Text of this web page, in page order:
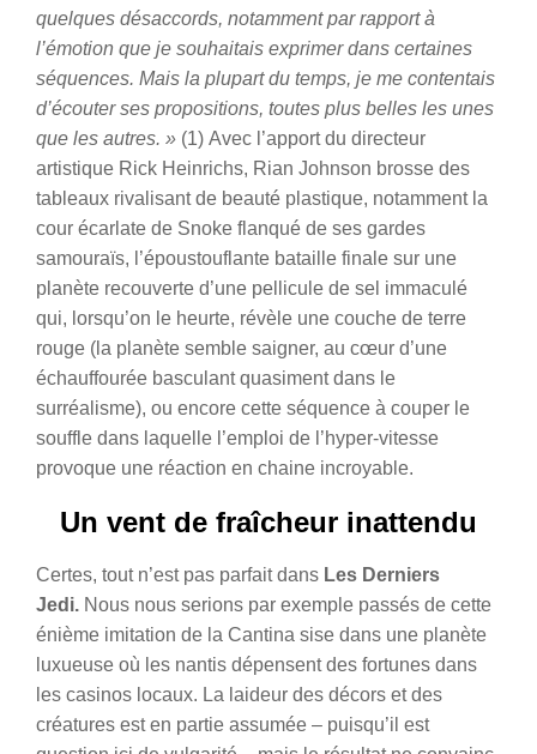
quelques désaccords, notamment par rapport à
l’émotion que je souhaitais exprimer dans certaines
séquences. Mais la plupart du temps, je me contentais
d’écouter ses propositions, toutes plus belles les unes
que les autres. » (1) Avec l’apport du directeur
artistique Rick Heinrichs, Rian Johnson brosse des
tableaux rivalisant de beauté plastique, notamment la
cour écarlate de Snoke flanqué de ses gardes
samouraïs, l’époustouflante bataille finale sur une
planète recouverte d’une pellicule de sel immaculé
qui, lorsqu’on le heurte, révèle une couche de terre
rouge (la planète semble saigner, au cœur d’une
échauffourée basculant quasiment dans le
surréalisme), ou encore cette séquence à couper le
souffle dans laquelle l’emploi de l’hyper-vitesse
provoque une réaction en chaine incroyable.
Un vent de fraîcheur inattendu
Certes, tout n’est pas parfait dans Les Derniers
Jedi. Nous nous serions par exemple passés de cette
énième imitation de la Cantina sise dans une planète
luxueuse où les nantis dépensent des fortunes dans
les casinos locaux. La laideur des décors et des
créatures est en partie assumée – puisqu’il est